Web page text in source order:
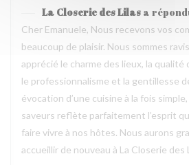
La Closerie des Lilas a
Cher Emanuele, Nous recevons vos
beaucoup de plaisir. Nous sommes
apprécié le charme des lieux, la qualité
le professionnalisme et la gentillesse
évocation d’une cuisine à la fois
saveurs reflète parfaitement l’esprit
faire vivre à nos hôtes. Nous aurons
accueillir de nouveau à La Closerie des